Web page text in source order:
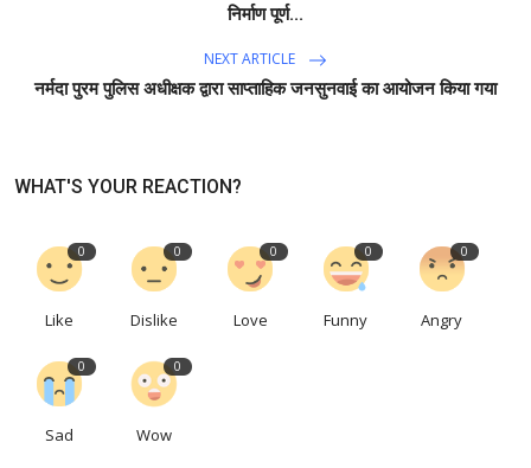
निर्माण पूर्ण...
NEXT ARTICLE
नर्मदा पुरम पुलिस अधीक्षक द्वारा साप्ताहिक जनसुनवाई का आयोजन किया गया
WHAT'S YOUR REACTION?
0
Like
0
Dislike
0
Love
0
Funny
0
Angry
0
Sad
0
Wow